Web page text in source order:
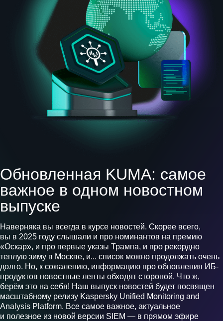
Обновленная KUMA: самое
важное в одном новостном
выпуске
Наверняка вы всегда в курсе новостей. Скорее всего,
вы в 2025 году слышали и про номинантов на премию
«Оскар», и про первые указы Трампа, и про рекордно
теплую зиму в Москве, и... список можно продолжать очень
долго. Но, к сожалению, информацию про обновления ИБ-
продуктов новостные ленты обходят стороной. Что ж,
берём это на себя! Наш выпуск новостей будет посвящен
масштабному релизу Kaspersky Unified Monitoring and
Analysis Platform. Все самое важное, актуальное
и полезное из новой версии SIEM — в прямом эфире